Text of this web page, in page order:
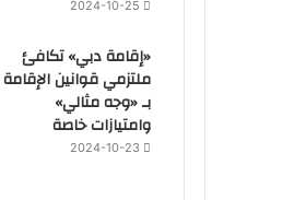
2024-10-25
«إقامة دبي» تكافئ
ملتزمي قوانين الإقامة
بـ «وجه مثالي»
وامتيازات خاصة
2024-10-23